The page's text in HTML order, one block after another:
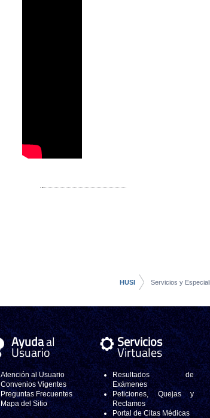
HUSI Servicios y
Ayudaal
Usuario
Atención al Usuario
Convenios Vigentes
Preguntas Frecuentes
Mapa del Sitio
Servicios
Virtuales
Resultados de
Exámenes
Peticiones, Quejas y
Reclamos
Portal de Citas Médicas